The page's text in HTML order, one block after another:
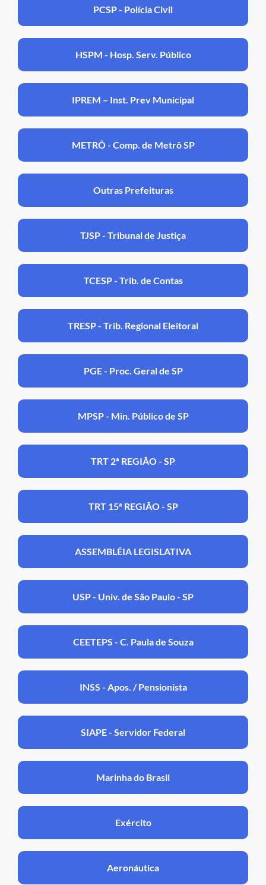
PCSP - Polícia Civil
HSPM - Hosp. Serv. Público
IPREM – Inst. Prev Municipal
METRÔ - Comp. de Metrô SP
Outras Prefeituras
TJSP - Tribunal de Justiça
TCESP - Trib. de Contas
TRESP - Trib. Regional Eleitoral
PGE - Proc. Geral de SP
MPSP - Min. Público de SP
TRT 2ª REGIÃO - SP
TRT 15ª REGIÃO - SP
ASSEMBLÉIA LEGISLATIVA
USP - Univ. de São Paulo - SP
CEETEPS - C. Paula de Souza
INSS - Apos. / Pensionista
SIAPE - Servidor Federal
Marinha do Brasil
Exército
Aeronáutica